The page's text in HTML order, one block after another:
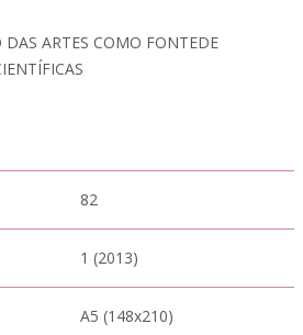
ARTES COMO FONTEDE
82
1 (2013)
A5 (148x210)